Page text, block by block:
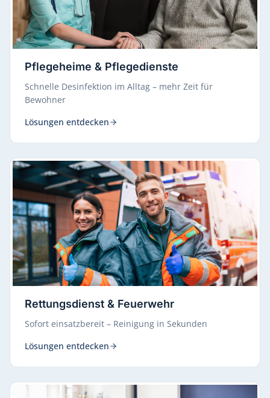
Pflegeheime & Pflegedienste
Schnelle Desinfektion im Alltag – mehr Zeit für
Bewohner
Lösungen entdecken
Rettungsdienst & Feuerwehr
Sofort einsatzbereit – Reinigung in Sekunden
Lösungen entdecken